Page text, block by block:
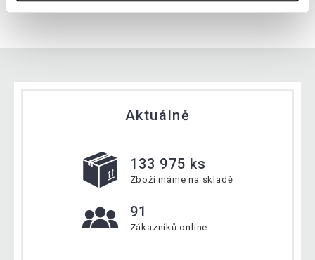
Aktuálně
133 975 ks
Zboží máme na skladě
91
Zákazníků online